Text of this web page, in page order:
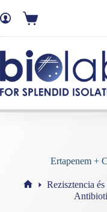
Ertapenem +
Rezisztencia